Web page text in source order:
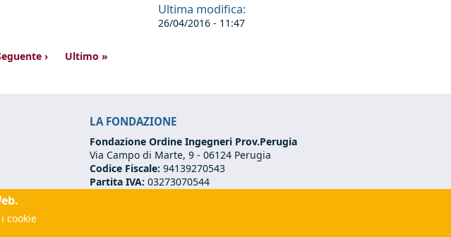
Ultima modifica:
26/04/2016 - 11:47
› Ultimo »
LA FONDAZIONE
Fondazione Ordine Ingegneri Prov.Perugia
Via Campo di Marte, 9 - 06124 Perugia
Codice Fiscale: 94139270543
Partita IVA: 03273070544
cookie